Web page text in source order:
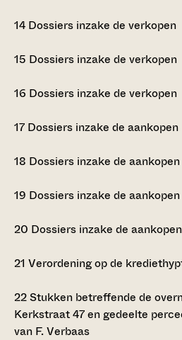
14 Dossiers inzake de verkopen
15 Dossiers inzake de verkopen
16 Dossiers inzake de verkopen
17 Dossiers inzake de aankopen
18 Dossiers inzake de aankopen
19 Dossiers inzake de aankopen
20 Dossiers inzake de aankopen
21 Verordening op de
22Stukken betreffende de
Kerkstraat 47 en gedeelte
van F. Verbaas